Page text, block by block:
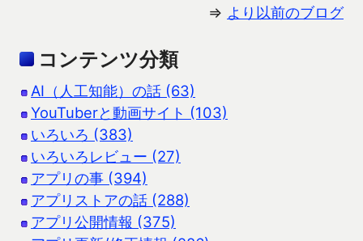
⇒ より以前のブログ
コンテンツ分類
AI（人工知能）の話 (63)
YouTuberと動画サイト (103)
いろいろ (383)
いろいろレビュー (27)
アプリの事 (394)
アプリストアの話 (288)
アプリ公開情報 (375)